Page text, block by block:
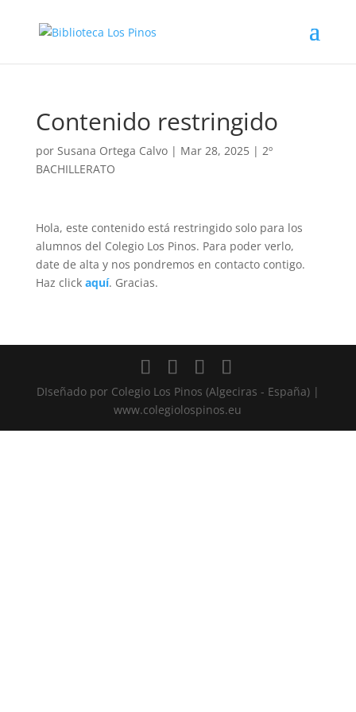
Contenido restringido
por Susana Ortega Calvo| Mar 28, 2025| 2º
BACHILLERATO
Hola, este contenido está restringido solo para los
alumnos del Colegio Los Pinos. Para poder verlo,
date de alta y nos pondremos en contacto contigo.
Haz click aquí. Gracias.
DIseñado por Colegio Los Pinos (Algeciras - España) |
www.colegiolospinos.eu